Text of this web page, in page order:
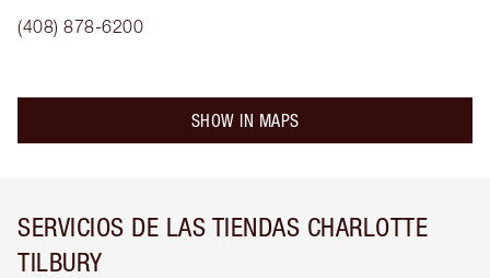
(408) 878-6200
SHOW IN MAPS
SERVICIOS DE LAS TIENDAS CHARLOTTE
TILBURY